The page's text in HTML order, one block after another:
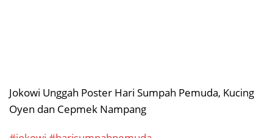
Jokowi Unggah Poster Hari Sumpah Pemuda, Kucing
Oyen dan Cepmek Nampang